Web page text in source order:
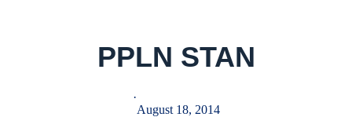
PPLN STAN
·
August 18, 2014